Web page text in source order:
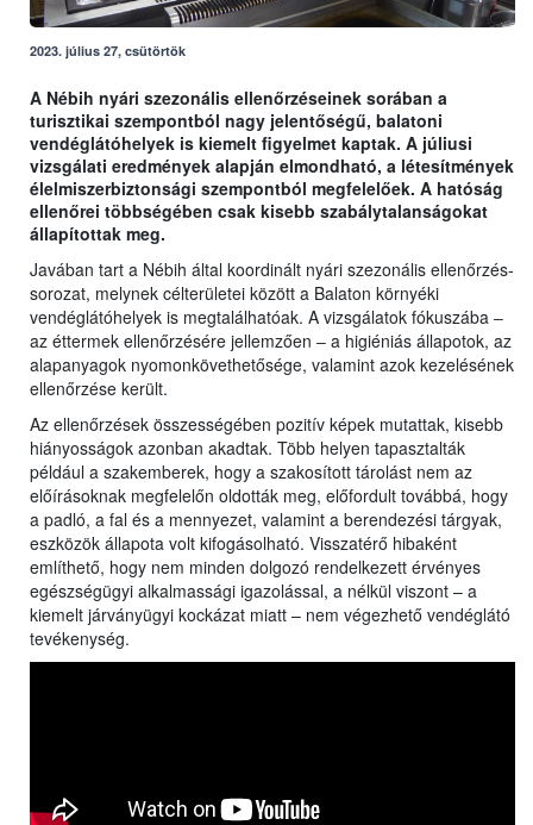
2023. július 27, csütörtök
A Nébih nyári szezonális ellenőrzéseinek sorában a
turisztikai szempontból nagy jelentőségű, balatoni
vendéglátóhelyek is kiemelt figyelmet kaptak. A júliusi
vizsgálati eredmények alapján elmondható, a létesítmények
élelmiszerbiztonsági szempontból megfelelőek. A hatóság
ellenőrei többségében csak kisebb szabálytalanságokat
állapítottak meg.
Javában tart a Nébih által koordinált nyári szezonális ellenőrzés-
sorozat, melynek célterületei között a Balaton környéki
vendéglátóhelyek is megtalálhatóak. A vizsgálatok fókuszába ‒
az éttermek ellenőrzésére jellemzően ‒ a higiéniás állapotok, az
alapanyagok nyomonkövethetősége, valamint azok kezelésének
ellenőrzése került.
Az ellenőrzések összességében pozitív képek mutattak, kisebb
hiányosságok azonban akadtak. Több helyen tapasztalták
például a szakemberek, hogy a szakosított tárolást nem az
előírásoknak megfelelőn oldották meg, előfordult továbbá, hogy
a padló, a fal és a mennyezet, valamint a berendezési tárgyak,
eszközök állapota volt kifogásolható. Visszatérő hibaként
említhető, hogy nem minden dolgozó rendelkezett érvényes
egészségügyi alkalmassági igazolással, a nélkül viszont – a
kiemelt járványügyi kockázat miatt – nem végezhető vendéglátó
tevékenység.